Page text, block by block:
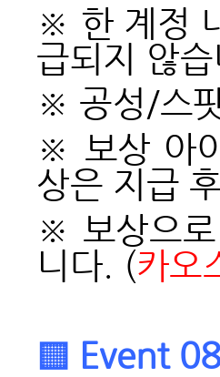
※ 한 계정
급되지 않
※ 공성/스
※ 보상 아
상은 지급
※ 보상으
니다. (카오
▒ Event